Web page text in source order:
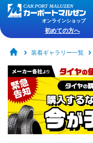
オンラインショップ
初めての方へ
装着ギャラリー一覧